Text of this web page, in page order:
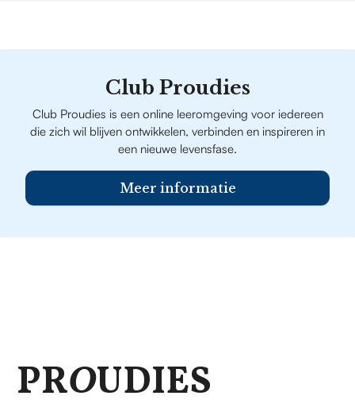
Club Proudies
Club Proudies is een online leeromgeving voor iedereen
die zich wil blijven ontwikkelen, verbinden en inspireren in
een nieuwe levensfase.
Meer informatie
PROUDIES